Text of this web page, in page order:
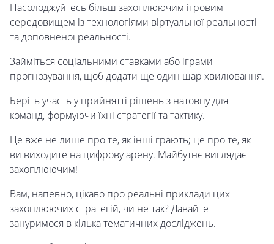
Насолоджуйтесь більш захоплюючим ігровим
середовищем із технологіями віртуальної реальності
та доповненої реальності.
Займіться соціальними ставками або іграми
прогнозування, щоб додати ще один шар хвилювання.
Беріть участь у прийнятті рішень з натовпу для
команд, формуючи їхні стратегії та тактику.
Це вже не лише про те, як інші грають; це про те, як
ви виходите на цифрову арену. Майбутнє виглядає
захоплюючим!
Вам, напевно, цікаво про реальні приклади цих
захоплюючих стратегій, чи не так? Давайте
зануримося в кілька тематичних досліджень.